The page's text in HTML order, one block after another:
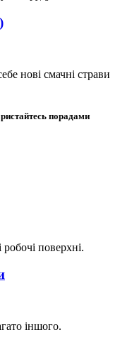
нові смачні страви
порадами
поверхні.
іншого.